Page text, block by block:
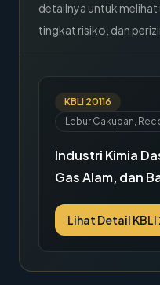
detailnya untuk melihat
tingkat risiko, dan
KBLI 20116
Lebur Cakupan,
Industri Kimia
Gas Alam, dan
Lihat Detail KBLI